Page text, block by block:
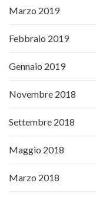
Marzo 2019
Febbraio 2019
Gennaio 2019
Novembre 2018
Settembre 2018
Maggio 2018
Marzo 2018